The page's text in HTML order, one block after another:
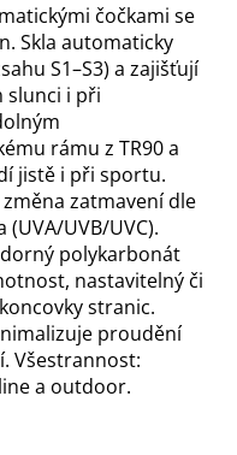
čočkami se
Skla automaticky
S1–S3) a zajišťují
slunci i při
rámu z TR90 a
jistě i při sportu.
zatmavení dle
UVB/UVC).
polykarbonát
nastavitelný či
stranic.
proudění
Všestrannost:
a outdoor.